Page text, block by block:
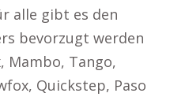
alle gibt es den
bevorzugt werden
Mambo, Tango,
Quickstep, Paso